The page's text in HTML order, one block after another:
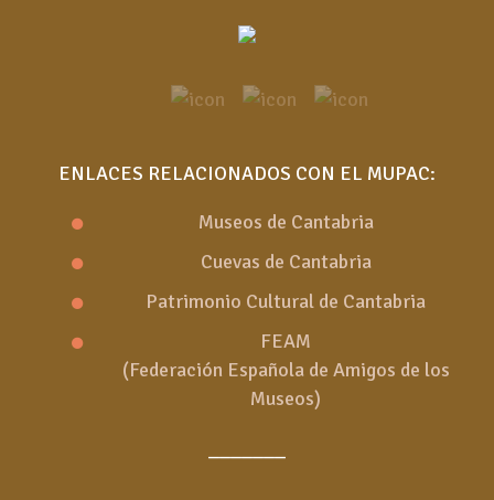
ENLACES RELACIONADOS CON EL MUPAC:
Museos de Cantabria
Cuevas de Cantabria
Patrimonio Cultural de Cantabria
FEAM
(Federación Española de Amigos de los
Museos)